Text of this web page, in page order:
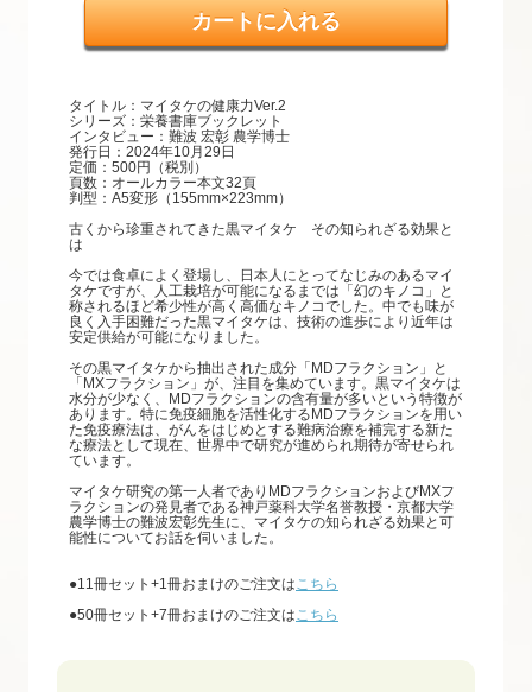
タイトル：マイタケの健康力Ver.2
シリーズ：栄養書庫ブックレット
インタビュー：難波 宏彰 農学博士
発行日：2024年10月29日
定価：500円（税別）
頁数：オールカラー本文32頁
判型：A5変形（155mm×223mm）
古くから珍重されてきた黒マイタケ その知られざる効果と
は
今では食卓によく登場し、日本人にとってなじみのあるマイ
タケですが、人工栽培が可能になるまでは「幻のキノコ」と
称されるほど希少性が高く高価なキノコでした。中でも味が
良く入手困難だった黒マイタケは、技術の進歩により近年は
安定供給が可能になりました。
その黒マイタケから抽出された成分「MDフラクション」と
「MXフラクション」が、注目を集めています。黒マイタケは
水分が少なく、MDフラクションの含有量が多いという特徴が
あります。特に免疫細胞を活性化するMDフラクションを用い
た免疫療法は、がんをはじめとする難病治療を補完する新た
な療法として現在、世界中で研究が進められ期待が寄せられ
ています。
マイタケ研究の第一人者でありMDフラクションおよびMXフ
ラクションの発見者である神戸薬科大学名誉教授・京都大学
農学博士の難波宏彰先生に、マイタケの知られざる効果と可
能性についてお話を伺いました。
●11冊セット+1冊おまけのご注文はこちら
●50冊セット+7冊おまけのご注文はこちら